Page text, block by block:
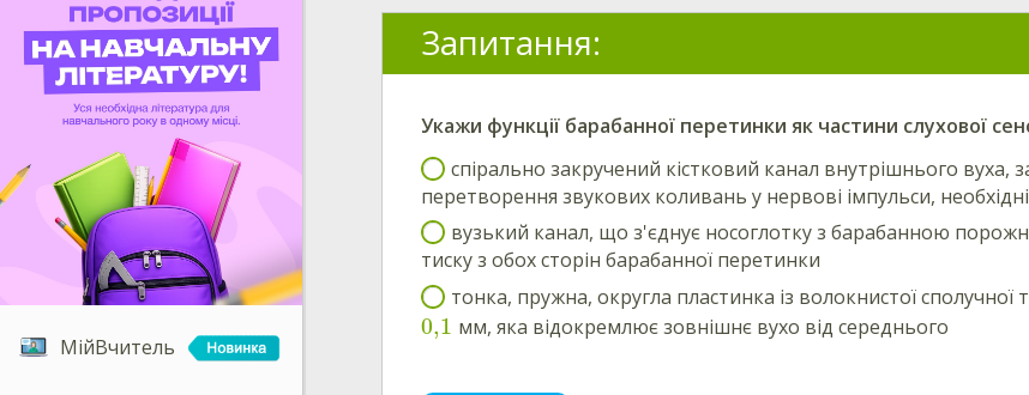
МійВчитель
Запитання:
Укажи функції барабанної перетинки як частини слухової
спірально закручений кістковий канал внутрішнього вуха,
перетворення звукових коливань у нервові імпульси,
вузький канал, що з'єднує носоглотку з барабанною
тиску з обох сторін барабанної перетинки
тонка, пружна, округла пластинка із волокнистої
0,1 мм, яка відокремлює зовнішнє вухо від середнього